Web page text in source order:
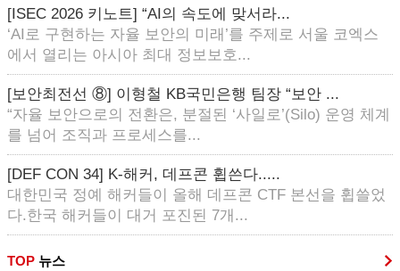
[ISEC 2026 키노트] “AI의 속도에 맞서라...
‘AI로 구현하는 자율 보안의 미래’를 주제로 서울 코엑스
에서 열리는 아시아 최대 정보보호...
[보안최전선 ⑧] 이형철 KB국민은행 팀장 “보안 ...
“자율 보안으로의 전환은, 분절된 ‘사일로’(Silo) 운영 체계
를 넘어 조직과 프로세스를...
[DEF CON 34] K-해커, 데프콘 휩쓴다.....
대한민국 정예 해커들이 올해 데프콘 CTF 본선을 휩쓸었
다.한국 해커들이 대거 포진된 7개...
TOP 뉴스